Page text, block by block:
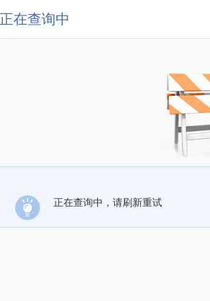
正在查询中
正在查询中，请刷新重试